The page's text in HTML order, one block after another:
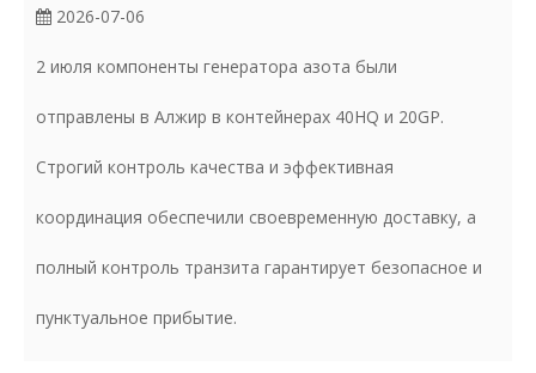
2026-07-06
2 июля компоненты генератора азота были
отправлены в Алжир в контейнерах 40HQ и 20GP.
Строгий контроль качества и эффективная
координация обеспечили своевременную доставку, а
полный контроль транзита гарантирует безопасное и
пунктуальное прибытие.